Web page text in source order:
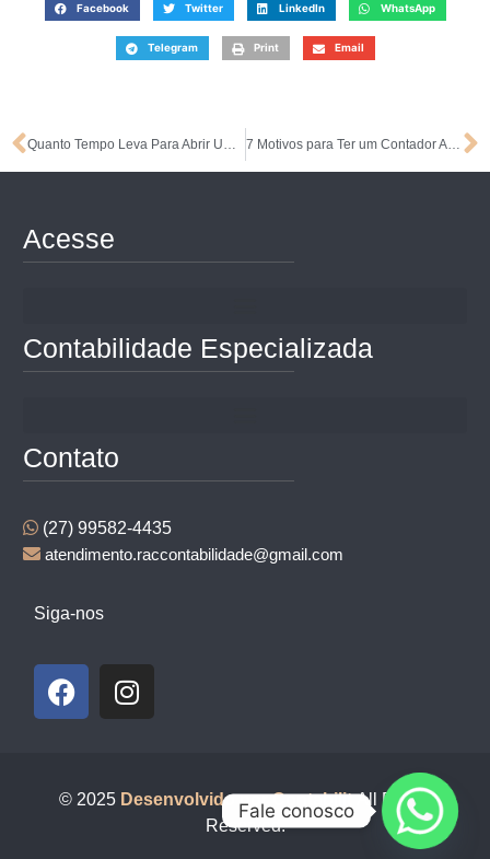
Facebook Twitter LinkedIn WhatsApp
Telegram Print Email
Quanto Tempo Leva Para Abrir Uma Empresa em 2024? 7 Motivos para Ter um Contador Ajudando a Sua Empresa
Acesse
Contabilidade Especializada
Contato
(27) 99582-4435
atendimento.raccontabilidade@gmail.com
Siga-nos
© 2025 Desenvolvido por ContabilitAll Rights
Reserved.
Fale conosco